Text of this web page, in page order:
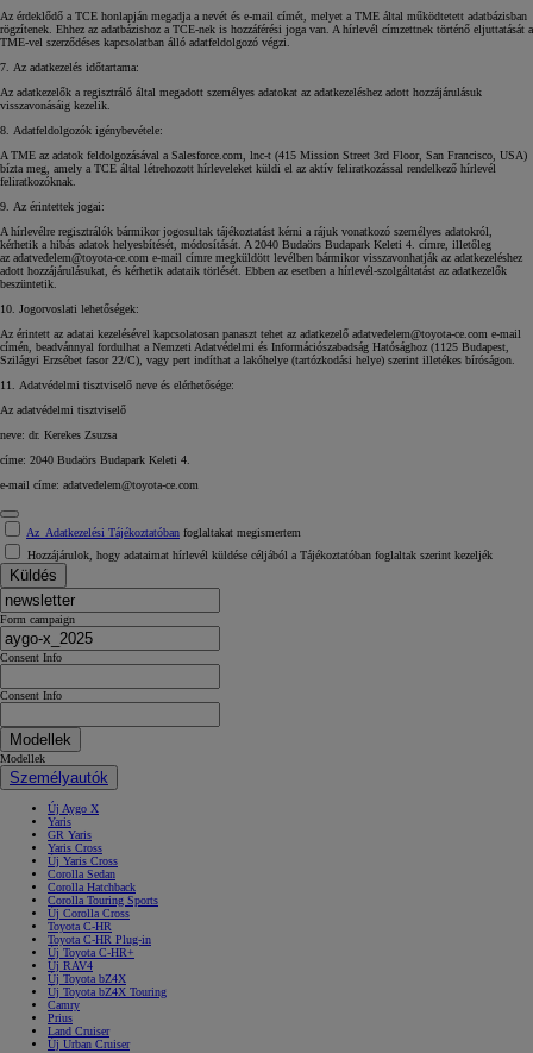
Az érdeklődő a TCE honlapján megadja a nevét és e-mail címét, melyet a TME által működtetett adatbázisban
rögzítenek. Ehhez az adatbázishoz a TCE-nek is hozzáférési joga van. A hírlevél címzettnek történő eljuttatását a
TME-vel szerződéses kapcsolatban álló adatfeldolgozó végzi.
7. Az adatkezelés időtartama:
Az adatkezelők a regisztráló által megadott személyes adatokat az adatkezeléshez adott hozzájárulásuk
visszavonásáig kezelik.
8. Adatfeldolgozók igénybevétele:
A TME az adatok feldolgozásával a Salesforce.com, lnc-t (415 Mission Street 3rd Floor, San Francisco, USA)
bízta meg, amely a TCE által létrehozott hírleveleket küldi el az aktív feliratkozással rendelkező hírlevél
feliratkozóknak.
9. Az érintettek jogai:
A hírlevélre regisztrálók bármikor jogosultak tájékoztatást kérni a rájuk vonatkozó személyes adatokról,
kérhetik a hibás adatok helyesbítését, módosítását. A 2040 Budaörs Budapark Keleti 4. címre, illetőleg
az adatvedelem@toyota-ce.com e-mail címre megküldött levélben bármikor visszavonhatják az adatkezeléshez
adott hozzájárulásukat, és kérhetik adataik törlését. Ebben az esetben a hírlevél-szolgáltatást az adatkezelők
beszüntetik.
10. Jogorvoslati lehetőségek:
Az érintett az adatai kezelésével kapcsolatosan panaszt tehet az adatkezelő adatvedelem@toyota-ce.com e-mail
címén, beadvánnyal fordulhat a Nemzeti Adatvédelmi és Információszabadság Hatósághoz (1125 Budapest,
Szilágyi Erzsébet fasor 22/C), vagy pert indíthat a lakóhelye (tartózkodási helye) szerint illetékes bíróságon.
11. Adatvédelmi tisztviselő neve és elérhetősége:
Az adatvédelmi tisztviselő
neve: dr. Kerekes Zsuzsa
címe: 2040 Budaörs Budapark Keleti 4.
e-mail címe: adatvedelem@toyota-ce.com
Az Adatkezelési Tájékoztatóban foglaltakat megismertem
Hozzájárulok, hogy adataimat hírlevél küldése céljából a Tájékoztatóban foglaltak szerint kezeljék
Küldés
Form campaign
Consent Info
Consent Info
Modellek
Modellek
Személyautók
Új Aygo X
Yaris
GR Yaris
Yaris Cross
Új Yaris Cross
Corolla Sedan
Corolla Hatchback
Corolla Touring Sports
Új Corolla Cross
Toyota C-HR
Toyota C-HR Plug-in
Új Toyota C-HR+
Új RAV4
Új Toyota bZ4X
Új Toyota bZ4X Touring
Camry
Prius
Land Cruiser
Új Urban Cruiser